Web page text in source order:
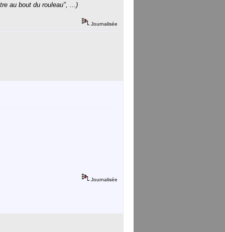
au bout du rouleau", ...)
Journalisée
Journalisée